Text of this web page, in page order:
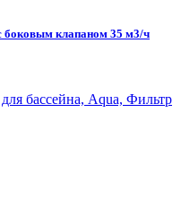
боковым клапаном 35 м3/ч
бассейна, Aqua, Фильтр